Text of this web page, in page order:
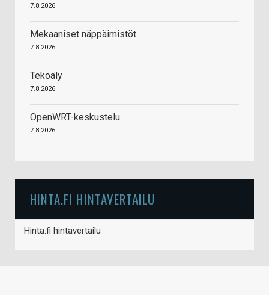
7.8.2026
Mekaaniset näppäimistöt
7.8.2026
Tekoäly
7.8.2026
OpenWRT-keskustelu
7.8.2026
HINTA.FI HINTAVERTAILU
Hinta.fi hintavertailu